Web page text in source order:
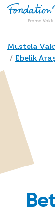
Ana içeriğe
Sayfa yolu
Mustela
Ebelik